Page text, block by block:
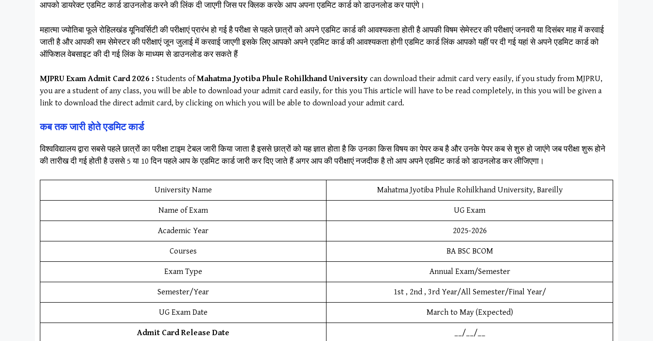
आपको डायरेक्ट एडमिट कार्ड डाउनलोड करने की लिंक दी जाएगी जिस पर क्लिक करके आप अपना एडमिट कार्ड को डाउनलोड कर पाएंगे।
महात्मा ज्योतिबा फूले रोहिलखंड यूनिवर्सिटी की परीक्षाएं प्रारंभ हो गई है परीक्षा से पहले छात्रों को अपने एडमिट कार्ड की आवश्यकता होती है आपकी विषम सेमेस्टर की परीक्षाएं जनवरी या दिसंबर माह में करवाई
जाती है और आपकी सम सेमेस्टर की परीक्षाएं जून जुलाई में करवाई जाएगी इसके लिए आपको अपने एडमिट कार्ड की आवश्यकता होगी एडमिट कार्ड लिंक आपको यहीं पर दी गई यहां से अपने एडमिट कार्ड को
ऑफिशल वेबसाइट की दी गई लिंक के माध्यम से डाउनलोड कर सकते हैं
MJPRU Exam Admit Card 2026 : Students ofMahatma Jyotiba Phule Rohilkhand University can download their admit card very easily, if you study from MJPRU,
you are a student of any class, you will be able to download your admit card easily, for this you This article will have to be read completely, in this you will be given a
link to download the direct admit card, by clicking on which you will be able to download your admit card.
कब तक जारी होते एडमिट कार्ड
विश्वविद्यालय द्वारा सबसे पहले छात्रों का परीक्षा टाइम टेबल जारी किया जाता है इससे छात्रों को यह ज्ञात होता है कि उनका किस विषय का पेपर कब है और उनके पेपर कब से शुरु हो जाएंगे जब परीक्षा शुरू होने
की तारीख दी गई होती है उससे 5 या 10 दिन पहले आप के एडमिट कार्ड जारी कर दिए जाते हैं अगर आप की परीक्षाएं नजदीक है तो आप अपने एडमिट कार्ड को डाउनलोड कर लीजिएगा।
University Name Mahatma Jyotiba Phule Rohilkhand University, Bareilly
Name of Exam UG Exam
Academic Year 2025-2026
Courses BA BSC BCOM
Exam Type Annual Exam/Semester
Semester/Year 1st , 2nd , 3rd Year/All Semester/Final Year/
UG Exam Date March to May (Expected)
Admit Card Release Date __/__/__